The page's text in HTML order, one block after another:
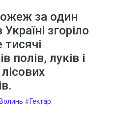
за один
згоріло
тисячі
полів, луків і
Волинь #Гектар